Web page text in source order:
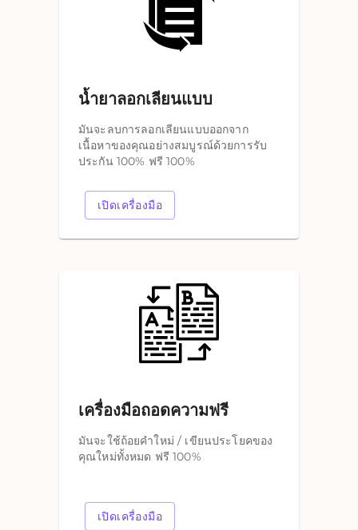
น้ำยาลอกเลียนแบบ
มันจะลบการลอกเลียนแบบออกจาก
เนื้อหาของคุณอย่างสมบูรณ์ด้วยการรับ
ประกัน 100% ฟรี 100%
เปิดเครื่องมือ
เครื่องมือถอดความฟรี
มันจะใช้ถ้อยคำใหม่ / เขียนประโยคของ
คุณใหม่ทั้งหมด ฟรี 100%
เปิดเครื่องมือ